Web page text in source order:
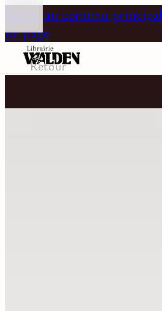
Passer au contenu principal
de page
Retour